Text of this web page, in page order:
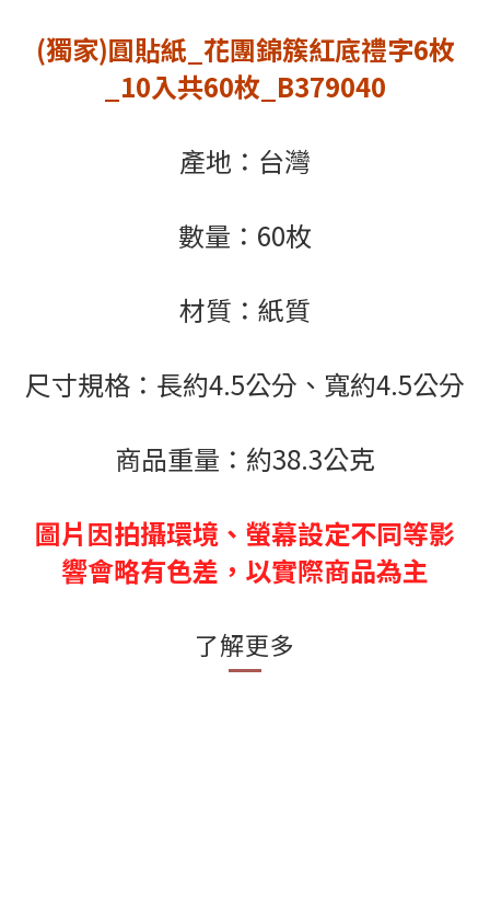
(獨家)圓貼紙_花團錦簇紅底禮字6枚
_10入共60枚_B379040
產地：台灣
數量：60枚
材質：紙質
尺寸規格：長約4.5公分、寬約4.5公分
商品重量：約38.3公克
圖片因拍攝環境、螢幕設定不同等影
響會略有色差，以實際商品為主
了解更多